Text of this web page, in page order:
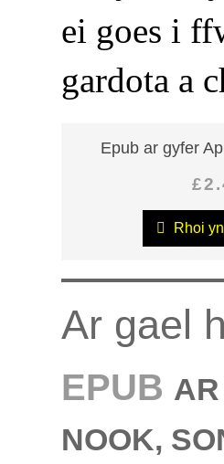
ei goes i
gardota a
Epub ar gyfer
Rhoi
Ar gael
EPUB
NOOK,